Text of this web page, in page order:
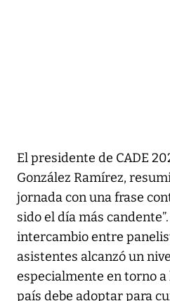
El presidente de CADE
González Ramírez,
jornada con una frase
sido el día más
intercambio entre
asistentes alcanzó un
especialmente en torno
país debe adoptar para